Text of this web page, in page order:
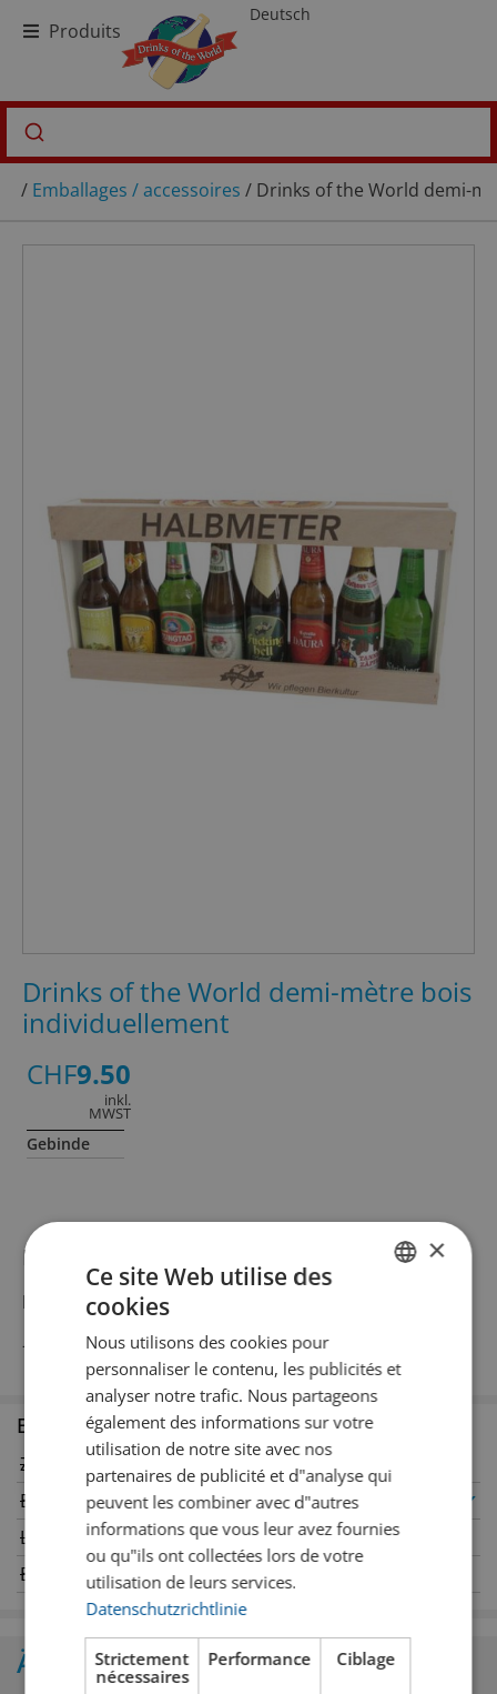
Produits
Deutsch
/ Emballages / accessoires / Drinks of the World demi-
Informationen zum Produkt
Produktbeschreibung
–
Drinks of the World demi-mètre bois
individuellement
CHF9.50
inkl.
MWST
Gebinde
Erhältlich in den Filialen
Zürich
Bern
Luzern
Basel
Winterthur
Genève
✔
Oerlikon
Ähnliche Produkte
×
Ce site Web utilise des
cookies
Nous utilisons des cookies pour
personnaliser le contenu, les publicités et
analyser notre trafic. Nous partageons
également des informations sur votre
utilisation de notre site avec nos
partenaires de publicité et d"analyse qui
peuvent les combiner avec d"autres
informations que vous leur avez fournies
ou qu"ils ont collectées lors de votre
utilisation de leurs services.
Datenschutzrichtlinie
Strictement
nécessaires
Performance Ciblage